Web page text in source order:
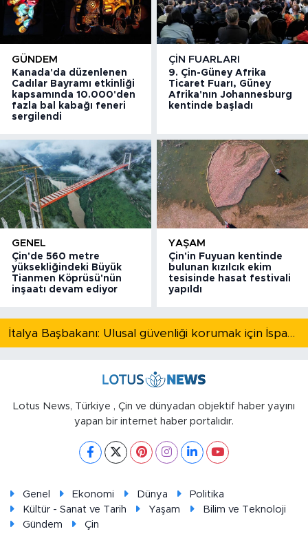
GÜNDEM
Kanada'da düzenlenen
Cadılar Bayramı etkinliği
kapsamında 10.000'den
fazla bal kabağı feneri
sergilendi
ÇIN FUARLARI
9. Çin-Güney Afrika
Ticaret Fuarı, Güney
Afrika'nın Johannesburg
kentinde başladı
GENEL
Çin'de 560 metre
yüksekliğindeki Büyük
Tianmen Köprüsü'nün
inşaatı devam ediyor
YAŞAM
Çin'in Fuyuan kentinde
bulunan kızılcık ekim
tesisinde hasat festivali
yapıldı
İtalya Başbakanı: Ulusal güvenliği korumak için İspanya ile Schengen kapsamındaki serbest dolaşımı askıya alıyoruz
Lotus News, Türkiye , Çin ve dünyadan objektif haber yayını
yapan bir internet haber portalıdır.
Genel Ekonomi Dünya
Politika
Kültür - Sanat ve Tarih
Yaşam
Bilim ve Teknoloji
Gündem
Çin